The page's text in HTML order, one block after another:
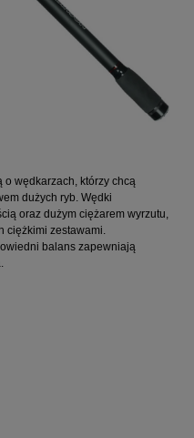
wędkarzach, którzy chcą
dużych ryb. Wędki
oraz dużym ciężarem wyrzutu,
ciężkimi zestawami.
balans zapewniają